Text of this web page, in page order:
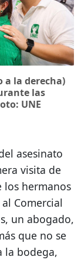
la derecha)
las
UNE
asesinato
visita de
los hermanos
Comercial
un abogado,
que no se
la bodega,